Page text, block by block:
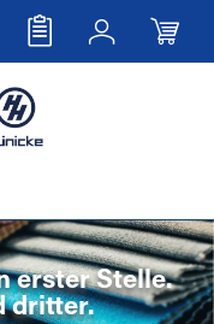
erster Stelle.
dritter.